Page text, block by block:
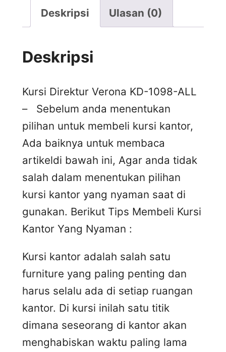
Deskripsi
Ulasan (0)
Deskripsi
Kursi Direktur Verona KD-1098-ALL
– Sebelum anda menentukan
pilihan untuk membeli kursi kantor,
Ada baiknya untuk membaca
artikeldi bawah ini, Agar anda tidak
salah dalam menentukan pilihan
kursi kantor yang nyaman saat di
gunakan. Berikut Tips Membeli Kursi
Kantor Yang Nyaman :
Kursi kantor adalah salah satu
furniture yang paling penting dan
harus selalu ada di setiap ruangan
kantor. Di kursi inilah satu titik
dimana seseorang di kantor akan
menghabiskan waktu paling lama